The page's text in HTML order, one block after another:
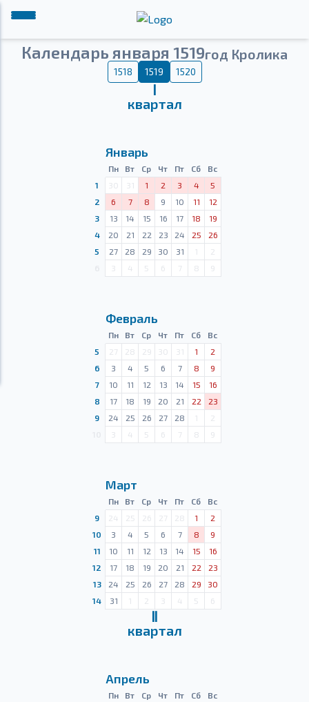
Календарь января 1519год Кролика
1518 1519 1520
Ⅰ
квартал
Январь
Пн Вт Ср Чт Пт Сб
Вс
1
30 31 1 2 3 4
5
2
6 7 8 9 10 11
12
3
13 14 15 16 17 18
19
4
20 21 22 23 24 25
26
5
27 28 29 30 31 1
2
3 4 5 6 7 8 9
Февраль
Пн Вт Ср Чт Пт Сб
Вс
5
27 28 29 30 31 1
2
6
3 4 5 6 7 8
9
7
10 11 12 13 14 15
16
8
17 18 19 20 21 22
23
9
24 25 26 27 28 1
2
3 4 5 6 7 8 9
Март
Пн Вт Ср Чт Пт Сб
Вс
9
24 25 26 27 28 1
2
10
3 4 5 6 7 8
9
11
10 11 12 13 14 15
16
12
17 18 19 20 21 22
23
13
24 25 26 27 28 29
30
14
31 1 2 3 4 5 6
Ⅱ
квартал
Апрель
Пн Вт Ср Чт Пт Сб
Вс